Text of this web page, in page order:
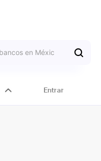
Entrar